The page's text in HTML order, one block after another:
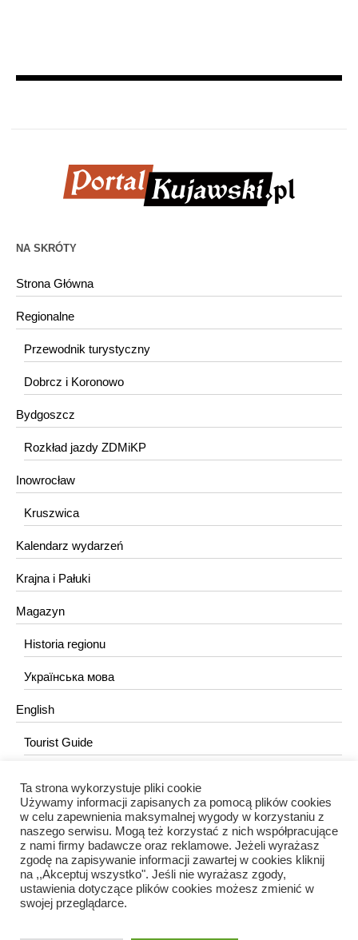
NA SKRÓTY
Strona Główna
Regionalne
Przewodnik turystyczny
Dobrcz i Koronowo
Bydgoszcz
Rozkład jazdy ZDMiKP
Inowrocław
Kruszwica
Kalendarz wydarzeń
Krajna i Pałuki
Magazyn
Historia regionu
Українська мова
English
Tourist Guide
KONTAKT
redakcja@portalkujawski.pl
Redakcja
Ta strona wykorzystuje pliki cookie
Używamy informacji zapisanych za pomocą plików cookies
w celu zapewnienia maksymalnej wygody w korzystaniu z
naszego serwisu. Mogą też korzystać z nich współpracujące
z nami firmy badawcze oraz reklamowe. Jeżeli wyrażasz
zgodę na zapisywanie informacji zawartej w cookies kliknij
na ,,Akceptuj wszystko". Jeśli nie wyrażasz zgody,
ustawienia dotyczące plików cookies możesz zmienić w
swojej przeglądarce.